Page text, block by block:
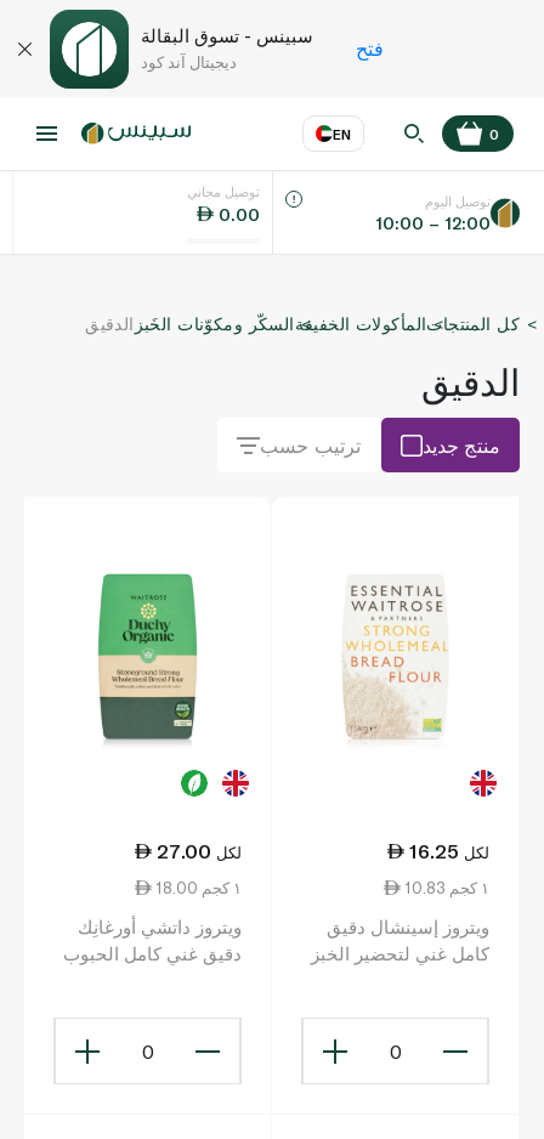
سبينس - تسوق البقالة
ديجيتال آند كود
فتح
EN
اللغة عر
KSA
0
توصيل مجاني
0.00
توصيل اليوم
10:00 – 12:00
كل المنتجاتالمأكولات الخفيفةالسكّر ومكوّنات الخَبز الدقيق
الدقيق
منتج جديد ترتيب حسب
16.25 لكل
10.83 ١ كجم
ويتروز إسينشال دقيق
كامل غني لتحضير الخبز
0
27.00 لكل
18.00 ١ كجم
ويتروز داتشي أورغانِك
دقيق غني كامل الحبوب
0